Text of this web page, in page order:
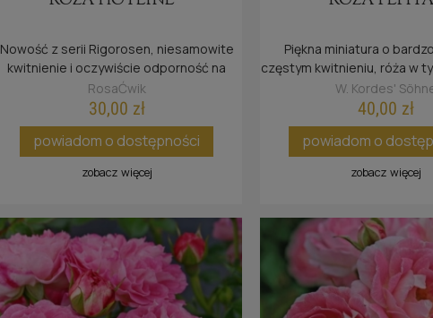
Nowość z serii Rigorosen, niesamowite
kwitnienie i oczywiście odporność na
choroby.
RosaĆwik
30,00 zł
powiadom o dostępności
zobacz więcej
Piękna miniatura o
częstym kwitnieniu, róża w
W. Kordes'
40,00 zł
powiadom o
zobacz więcej